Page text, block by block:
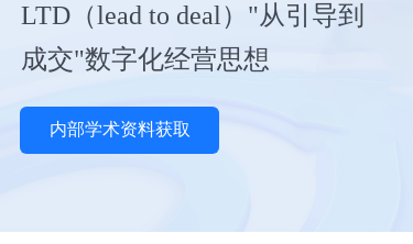
LTD（lead to deal）"从引导到
成交"数字化经营思想
内部学术资料获取